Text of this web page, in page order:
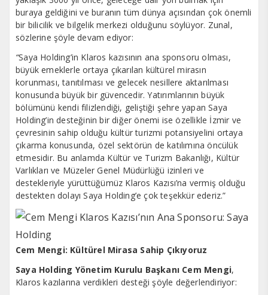
buraya geldiğini ve buranın tüm dünya açısından çok önemli
bir bilicilik ve bilgelik merkezi olduğunu söylüyor. Zunal,
sözlerine şöyle devam ediyor:
“Saya Holding’in Klaros kazısının ana sponsoru olması,
büyük emeklerle ortaya çıkarılan kültürel mirasın
korunması, tanıtılması ve gelecek nesillere aktarılması
konusunda büyük bir güvencedir. Yatırımlarının büyük
bölümünü kendi filizlendiği, geliştiği şehre yapan Saya
Holding’in desteğinin bir diğer önemi ise özellikle İzmir ve
çevresinin sahip olduğu kültür turizmi potansiyelini ortaya
çıkarma konusunda, özel sektörün de katılımına öncülük
etmesidir. Bu anlamda Kültür ve Turizm Bakanlığı, Kültür
Varlıkları ve Müzeler Genel Müdürlüğü izinleri ve
destekleriyle yürüttüğümüz Klaros Kazısı’na vermiş olduğu
destekten dolayı Saya Holding’e çok teşekkür ederiz.”
Cem Mengi: Kültürel Mirasa Sahip Çıkıyoruz
Saya Holding Yönetim Kurulu Başkanı Cem Mengi,
Klaros kazılarına verdikleri desteği şöyle değerlendiriyor: